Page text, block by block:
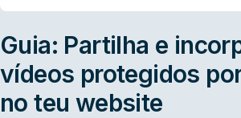
Guia: Partilha e
vídeos protegidos
no teu website